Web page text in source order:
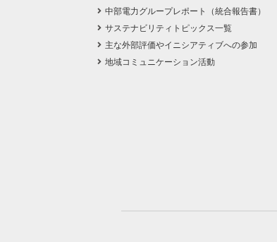
中部電力グループレポート（統合報告書）
サステナビリティトピックス一覧
主な外部評価やイニシアティブへの参加
地域コミュニケーション活動